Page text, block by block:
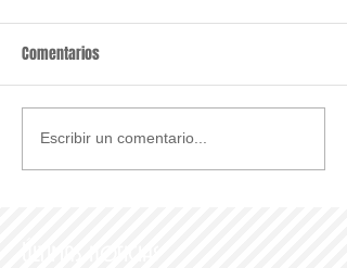
Comentarios
Escribir un comentario...